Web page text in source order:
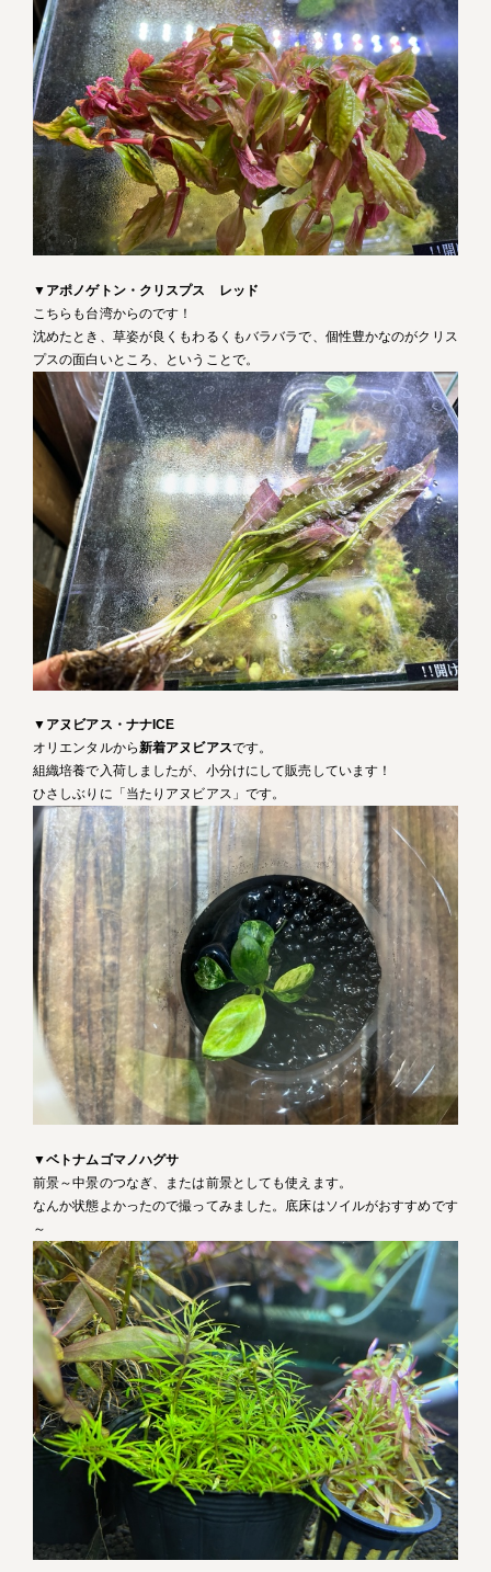
▼ アポノゲトン・クリスプス レッド
こちらも台湾からのです！
沈めたとき、草姿が良くもわるくもバラバラで、個性豊かなのがクリス
プスの面白いところ、ということで。
▼ アヌビアス・ナナICE
オリエンタルから新着アヌビアスです。
組織培養で入荷しましたが、小分けにして販売しています！
ひさしぶりに「当たりアヌビアス」です。
▼ベトナムゴマノハグサ
前景～中景のつなぎ、または前景としても使えます。
なんか状態よかったので撮ってみました。底床はソイルがおすすめです
～